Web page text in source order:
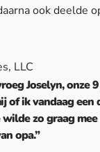
ook deelde
LLC
Joselyn, onze
of ik vandaag een
wilde zo graag
opa.”